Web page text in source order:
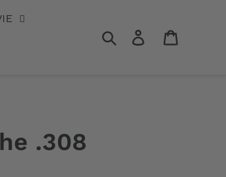
RechercherSe connecter
.308